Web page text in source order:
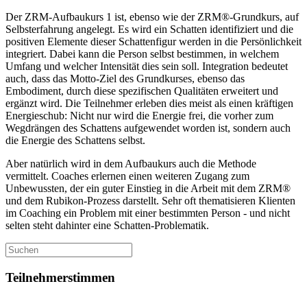
Der ZRM-Aufbaukurs 1 ist, ebenso wie der ZRM®-Grundkurs, auf
Selbsterfahrung angelegt. Es wird ein Schatten identifiziert und die
positiven Elemente dieser Schattenfigur werden in die Persönlichkeit
integriert. Dabei kann die Person selbst bestimmen, in welchem
Umfang und welcher Intensität dies sein soll. Integration bedeutet
auch, dass das Motto-Ziel des Grundkurses, ebenso das
Embodiment, durch diese spezifischen Qualitäten erweitert und
ergänzt wird. Die Teilnehmer erleben dies meist als einen kräftigen
Energieschub: Nicht nur wird die Energie frei, die vorher zum
Wegdrängen des Schattens aufgewendet worden ist, sondern auch
die Energie des Schattens selbst.
Aber natürlich wird in dem Aufbaukurs auch die Methode
vermittelt. Coaches erlernen einen weiteren Zugang zum
Unbewussten, der ein guter Einstieg in die Arbeit mit dem ZRM®
und dem Rubikon-Prozess darstellt. Sehr oft thematisieren Klienten
im Coaching ein Problem mit einer bestimmten Person - und nicht
selten steht dahinter eine Schatten-Problematik.
Suche
nach:
Teilnehmerstimmen